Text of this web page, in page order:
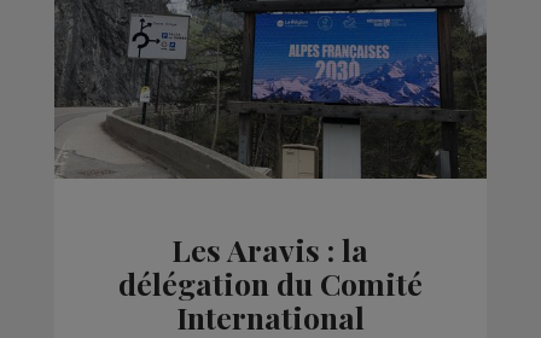
Les Aravis : la
délégation du Comité
International